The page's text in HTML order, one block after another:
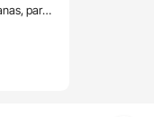
para
CFM,